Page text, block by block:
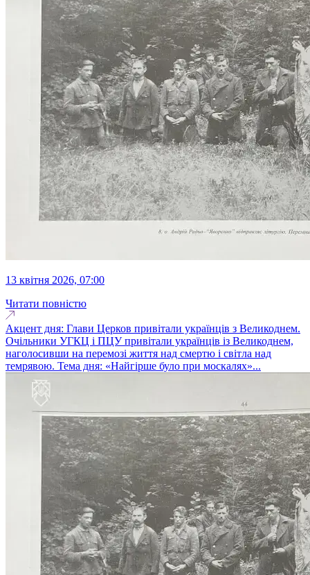
13 квітня 2026, 07:00
Читати повністю
Акцент дня: Глави Церков привітали українців з Великоднем.
Очільники УГКЦ і ПЦУ привітали українців із Великоднем,
наголосивши на перемозі життя над смертю і світла над
темрявою. Тема дня: «Найгірше було при москалях»...